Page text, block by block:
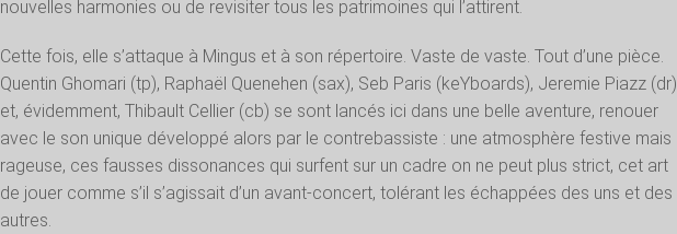
nouvelles harmonies ou de revisiter tous les patrimoines qui l’attirent.
Cette fois, elle s’attaque à Mingus et à son répertoire. Vaste de vaste. Tout d’une pièce.
Quentin Ghomari (tp), Raphaël Quenehen (sax), Seb Paris (keYboards), Jeremie Piazz (dr)
et, évidemment, Thibault Cellier (cb) se sont lancés ici dans une belle aventure, renouer
avec le son unique développé alors par le contrebassiste : une atmosphère festive mais
rageuse, ces fausses dissonances qui surfent sur un cadre on ne peut plus strict, cet art
de jouer comme s’il s’agissait d’un avant-concert, tolérant les échappées des uns et des
autres.